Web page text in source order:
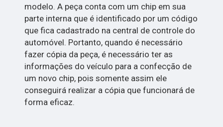
modelo. A peça conta com um chip em sua
parte interna que é identificado por um código
que fica cadastrado na central de controle do
automóvel. Portanto, quando é necessário
fazer cópia da peça, é necessário ter as
informações do veículo para a confecção de
um novo chip, pois somente assim ele
conseguirá realizar a cópia que funcionará de
forma eficaz.